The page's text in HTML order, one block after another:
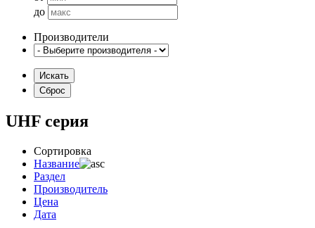
до
Производители
UHF серия
Сортировка
Название
Раздел
Производитель
Цена
Дата